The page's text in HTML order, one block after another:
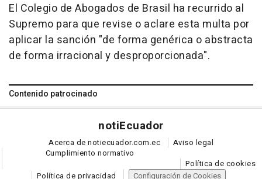
El Colegio de Abogados de Brasil ha recurrido al
Supremo para que revise o aclare esta multa por
aplicar la sanción "de forma genérica o abstracta
de forma irracional y desproporcionada".
Contenido patrocinado
notiEcuador
Acerca de notiecuador.com.ec
Aviso legal
Cumplimiento normativo
Política de cookies
Política de privacidad
Configuración de Cookies